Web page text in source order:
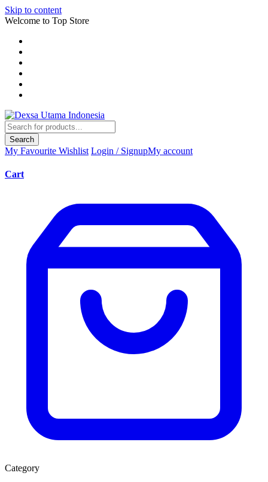
Skip to content
Welcome to Top Store
Search
My Favourite Wishlist Login / SignupMy account
Cart
Category